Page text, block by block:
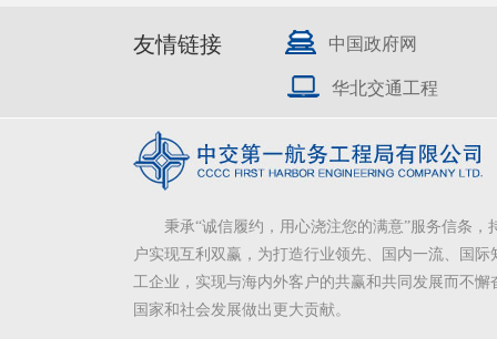
友情链接 中国政府网
华北交通工程
秉承“诚信履约，用心浇注您的满意”服务信条，
户实现互利双赢，为打造行业领先、国内一流、国际
工企业，实现与海内外客户的共赢和共同发展而不懈
国家和社会发展做出更大贡献。